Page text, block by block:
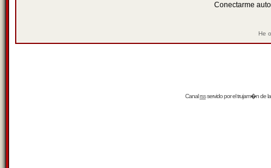
Conectarme
He
Canalrssservido por eltrujam�nde